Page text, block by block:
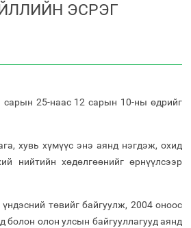
ЭСРЭГ
сарын 25-наас 12 сарын 10-ны өдрийг
хувь хүмүүс энэ аянд нэгдэж, охид
нийтийн хөдөлгөөнийг өрнүүлсээр
төвийг байгуулж, 2004 оноос
болон олон улсын байгууллагууд аянд